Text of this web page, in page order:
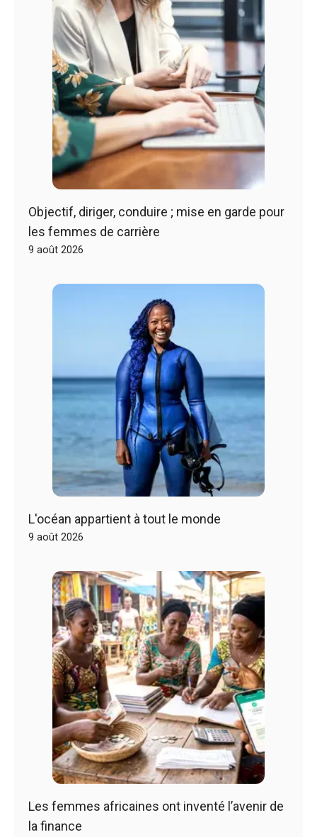
Objectif, diriger, conduire ; mise en garde pour
les femmes de carrière
9 août 2026
L'océan appartient à tout le monde
9 août 2026
Les femmes africaines ont inventé l’avenir de
la finance